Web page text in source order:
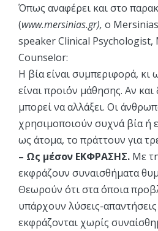
Όπως αναφέρει και στο
(www.mersinias.gr), ο
speaker Clinical Psychologist,
Counselor:
Η βία είναι συμπεριφορά,
είναι προιόν μάθησης. Αν
μπορεί να αλλάξει. Οι
χρησιμοποιούν συχνά βία ή
ως άτομα, το πράττουν για
– Ως μέσον ΕΚΦΡΑΣΗΣ. Με
εκφράζουν συναισθήματα
Θεωρούν ότι στα όποια
υπάρχουν λύσεις-
εκφράζονται χωρίς